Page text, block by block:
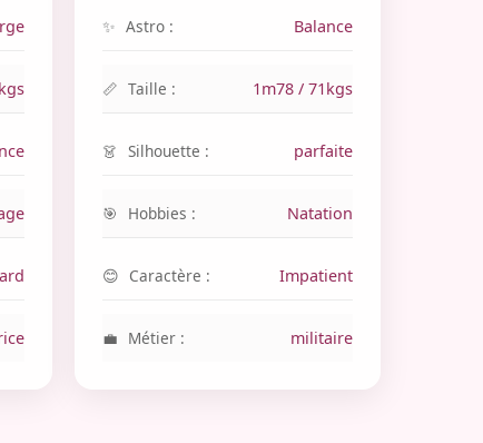
Astro : Balance
Taille : 1m78 / 71kgs
Silhouette : parfaite
Hobbies : Natation
Caractère : Impatient
Métier : militaire